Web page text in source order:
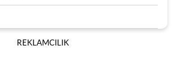
REKLAMCILIK